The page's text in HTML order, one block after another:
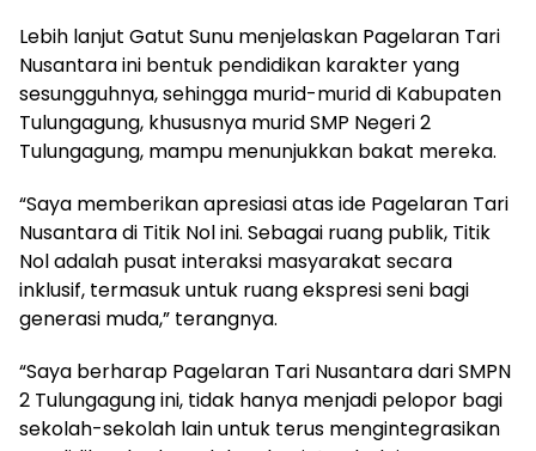
Lebih lanjut Gatut Sunu menjelaskan Pagelaran Tari
Nusantara ini bentuk pendidikan karakter yang
sesungguhnya, sehingga murid-murid di Kabupaten
Tulungagung, khususnya murid SMP Negeri 2
Tulungagung, mampu menunjukkan bakat mereka.
“Saya memberikan apresiasi atas ide Pagelaran Tari
Nusantara di Titik Nol ini. Sebagai ruang publik, Titik
Nol adalah pusat interaksi masyarakat secara
inklusif, termasuk untuk ruang ekspresi seni bagi
generasi muda,” terangnya.
“Saya berharap Pagelaran Tari Nusantara dari SMPN
2 Tulungagung ini, tidak hanya menjadi pelopor bagi
sekolah-sekolah lain untuk terus mengintegrasikan